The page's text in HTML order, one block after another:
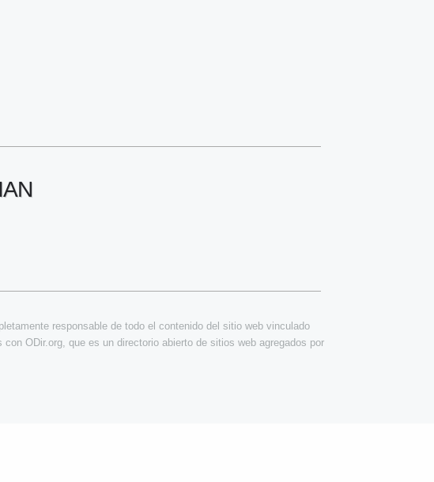
responsable de todo el contenido del sitio web vinculado
ODir.org, que es un directorio abierto de sitios web agregados por